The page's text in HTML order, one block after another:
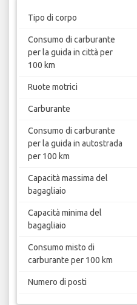
Tipo di corpo
Consumo di carburante
per la guida in città per
100 km
Ruote motrici
Carburante
Consumo di carburante
per la guida in autostrada
per 100 km
Capacità massima del
bagagliaio
Capacità minima del
bagagliaio
Consumo misto di
carburante per 100 km
Numero di posti